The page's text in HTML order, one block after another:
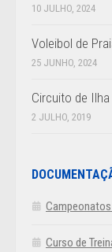
10 JULHO, 2024
Voleibol de
25 JUNHO, 2024
Circuito de
2 JULHO, 2019
Curso de